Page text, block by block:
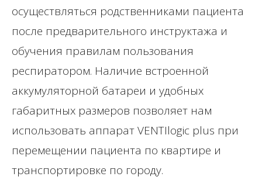
осуществляться родственниками пациента
после предварительного инструктажа и
обучения правилам пользования
респиратором. Наличие встроенной
аккумуляторной батареи и удобных
габаритных размеров позволяет нам
использовать аппарат VENTIlogic plus при
перемещении пациента по квартире и
транспортировке по городу.